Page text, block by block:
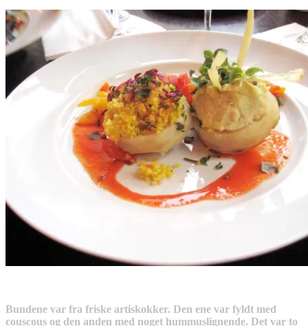
Bundene var fra friske artiskokker. Den ene var fyldt med
couscous og den anden med noget hummuslignende. Det var to